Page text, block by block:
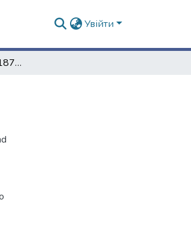
Увійти
Scientific American. – 1872. – Vol. 26, № 24